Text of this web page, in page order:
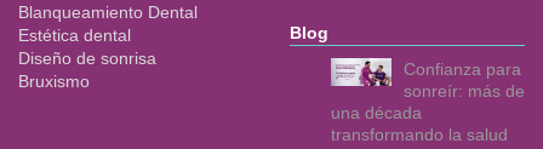
Blanqueamiento Dental
Estética dental
Diseño de sonrisa
Bruxismo
Blog
Confianza para
sonreír: más de
una década
transformando la salud